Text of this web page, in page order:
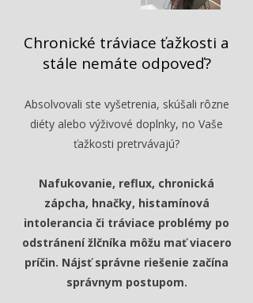
Chronické tráviace ťažkosti a
stále nemáte odpoveď?
Absolvovali ste vyšetrenia, skúšali rôzne
diéty alebo výživové doplnky, no Vaše
ťažkosti pretrvávajú?
Nafukovanie, reflux, chronická
zápcha, hnačky, histamínová
intolerancia či tráviace problémy po
odstránení žlčníka môžu mať viacero
príčin. Nájsť správne riešenie začína
správnym postupom.